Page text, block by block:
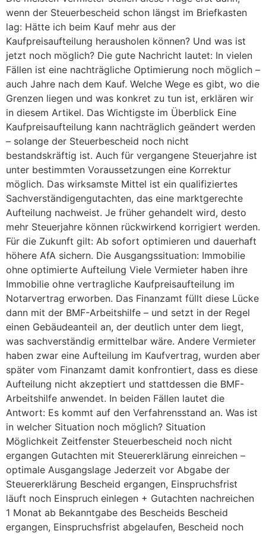
wenn der Steuerbescheid schon längst im Briefkasten
lag: Hätte ich beim Kauf mehr aus der
Kaufpreisaufteilung herausholen können? Und was ist
jetzt noch möglich? Die gute Nachricht lautet: In vielen
Fällen ist eine nachträgliche Optimierung noch möglich –
auch Jahre nach dem Kauf. Welche Wege es gibt, wo die
Grenzen liegen und was konkret zu tun ist, erklären wir
in diesem Artikel. Das Wichtigste im Überblick Eine
Kaufpreisaufteilung kann nachträglich geändert werden
– solange der Steuerbescheid noch nicht
bestandskräftig ist. Auch für vergangene Steuerjahre ist
unter bestimmten Voraussetzungen eine Korrektur
möglich. Das wirksamste Mittel ist ein qualifiziertes
Sachverständigengutachten, das eine marktgerechte
Aufteilung nachweist. Je früher gehandelt wird, desto
mehr Steuerjahre können rückwirkend korrigiert werden.
Für die Zukunft gilt: Ab sofort optimieren und dauerhaft
höhere AfA sichern. Die Ausgangssituation: Immobilie
ohne optimierte Aufteilung Viele Vermieter haben ihre
Immobilie ohne vertragliche Kaufpreisaufteilung im
Notarvertrag erworben. Das Finanzamt füllt diese Lücke
dann mit der BMF-Arbeitshilfe – und setzt in der Regel
einen Gebäudeanteil an, der deutlich unter dem liegt,
was sachverständig ermittelbar wäre. Andere Vermieter
haben zwar eine Aufteilung im Kaufvertrag, wurden aber
später vom Finanzamt damit konfrontiert, dass es diese
Aufteilung nicht akzeptiert und stattdessen die BMF-
Arbeitshilfe anwendet. In beiden Fällen lautet die
Antwort: Es kommt auf den Verfahrensstand an. Was ist
in welcher Situation noch möglich? Situation
Möglichkeit Zeitfenster Steuerbescheid noch nicht
ergangen Gutachten mit Steuererklärung einreichen –
optimale Ausgangslage Jederzeit vor Abgabe der
Steuererklärung Bescheid ergangen, Einspruchsfrist
läuft noch Einspruch einlegen + Gutachten nachreichen
1 Monat ab Bekanntgabe des Bescheids Bescheid
ergangen, Einspruchsfrist abgelaufen, Bescheid noch